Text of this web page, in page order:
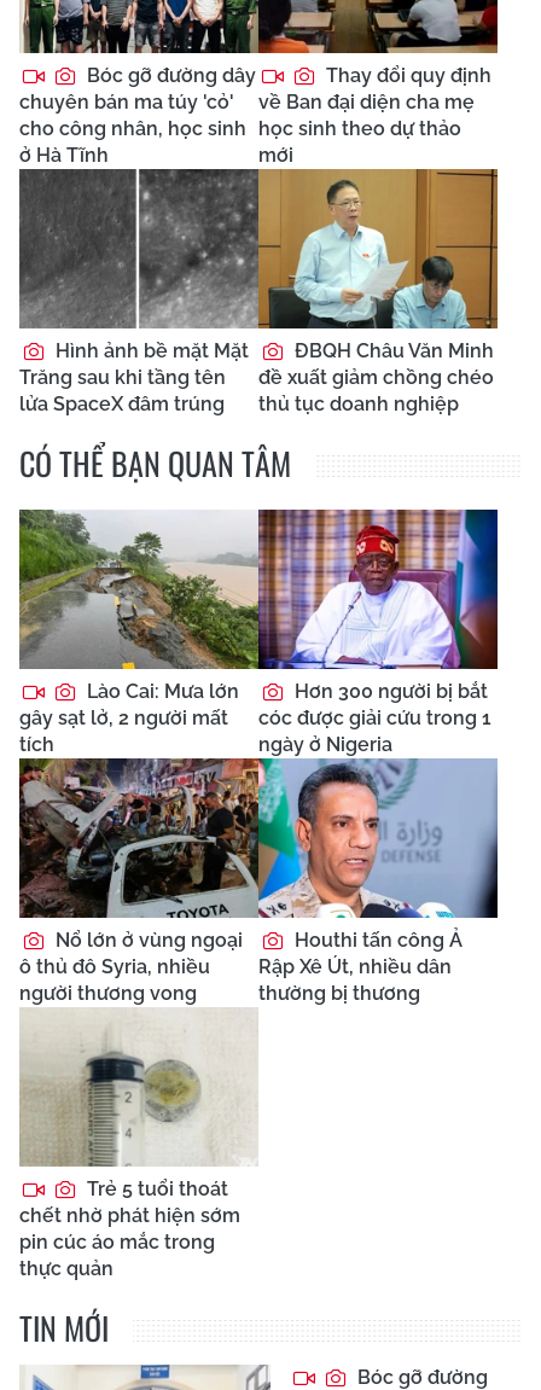
Bóc gỡ đường dây
chuyên bán ma túy 'cỏ'
cho công nhân, học sinh
ở Hà Tĩnh
Thay đổi quy định
về Ban đại diện cha mẹ
học sinh theo dự thảo
mới
Hình ảnh bề mặt Mặt
Trăng sau khi tầng tên
lửa SpaceX đâm trúng
ĐBQH Châu Văn Minh
đề xuất giảm chồng chéo
thủ tục doanh nghiệp
CÓ THỂ BẠN QUAN TÂM
Lào Cai: Mưa lớn
gây sạt lở, 2 người mất
tích
Hơn 300 người bị bắt
cóc được giải cứu trong 1
ngày ở Nigeria
Nổ lớn ở vùng ngoại
ô thủ đô Syria, nhiều
người thương vong
Houthi tấn công Ả
Rập Xê Út, nhiều dân
thường bị thương
Trẻ 5 tuổi thoát
chết nhờ phát hiện sớm
pin cúc áo mắc trong
thực quản
TIN MỚI
Bóc gỡ đường